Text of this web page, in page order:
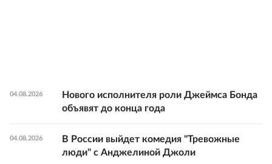
04.08.2026
Нового исполнителя роли Джеймса Бонда
объявят до конца года
04.08.2026
В России выйдет комедия "Тревожные
люди" с Анджелиной Джоли